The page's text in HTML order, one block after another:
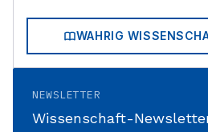
WAHRIG
NEWSLETTER
Wissenschaft-